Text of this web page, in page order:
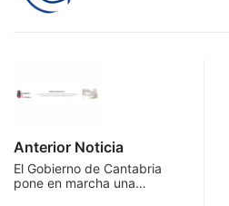
Anterior Noticia
El Gobierno de Cantabria
pone en marcha una…